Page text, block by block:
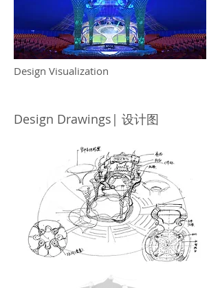
Design Visualization
Design Drawings| 设计图